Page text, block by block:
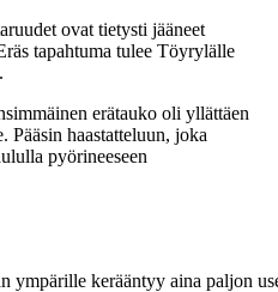
ovat tietysti jääneet
tapahtuma tulee Töyrylälle
erätauko oli yllättäen
Pääsin haastatteluun, joka
pyörineeseen
ympärille kerääntyy aina paljon